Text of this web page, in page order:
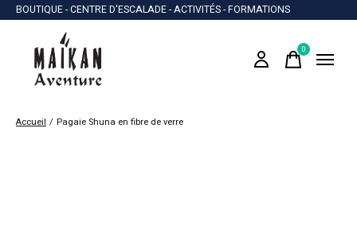
BOUTIQUE - CENTRE D'ESCALADE - ACTIVITÉS - FORMATIONS
0items
Accueil / Pagaie Shuna en fibre de verre